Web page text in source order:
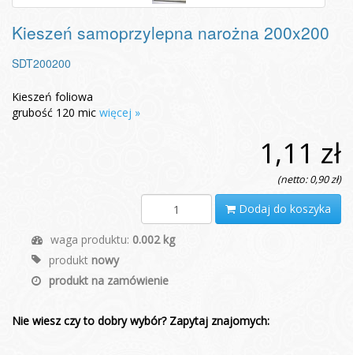
Kieszeń samoprzylepna narożna 200x200
SDT200200
Kieszeń foliowa
grubość 120 mic więcej »
1,11 zł
(netto: 0,90 zł)
Dodaj do koszyka
waga produktu: 0.002 kg
produkt nowy
produkt na zamówienie
Nie wiesz czy to dobry wybór? Zapytaj znajomych: